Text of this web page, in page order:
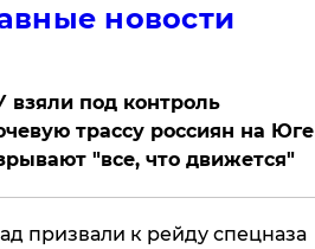
новости
взяли под контроль
трассу россиян на Юге
"все, что движется"
призвали к рейду спецназа